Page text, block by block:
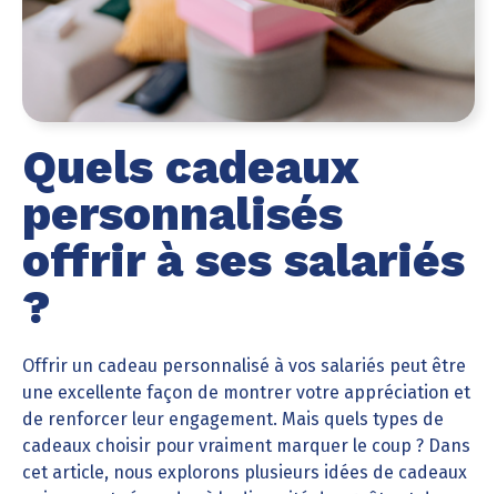
Quels cadeaux
personnalisés
offrir à ses salariés
?
Offrir un cadeau personnalisé à vos salariés peut être
une excellente façon de montrer votre appréciation et
de renforcer leur engagement. Mais quels types de
cadeaux choisir pour vraiment marquer le coup ? Dans
cet article, nous explorons plusieurs idées de cadeaux